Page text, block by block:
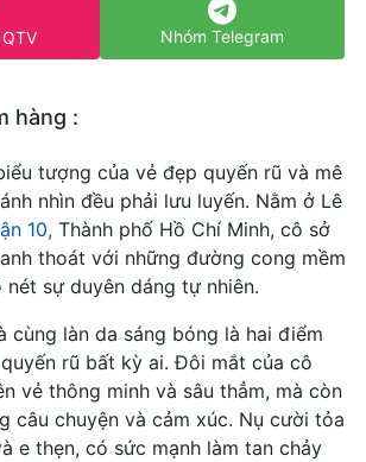
Nhóm Telegram
hàng :
tượng của vẻ đẹp quyến rũ và mê
nhìn đều phải lưu luyến. Nằm ở Lê
10, Thành phố Hồ Chí Minh, cô sở
thoát với những đường cong mềm
nét sự duyên dáng tự nhiên.
cùng làn da sáng bóng là hai điểm
rũ bất kỳ ai. Đôi mắt của cô
vẻ thông minh và sâu thẳm, mà còn
câu chuyện và cảm xúc. Nụ cười tỏa
e thẹn, có sức mạnh làm tan chảy